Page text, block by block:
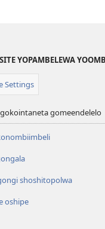
YOPAMBELEWA
Settings
gomeendelelo
shoshitopolwa
oshipe